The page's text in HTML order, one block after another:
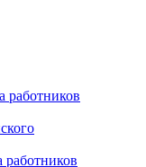
работников
работников